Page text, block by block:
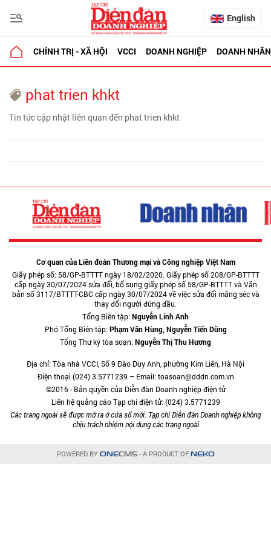
English
CHÍNH TRỊ - XÃ HỘI VCCI DOANH NGHIỆP DOANH NHÂN
phat trien khkt
Tin tức cập nhật liên quan đến phat trien khkt
Cơ quan của Liên đoàn Thương mại và Công nghiệp Việt Nam
Giấy phép số: 58/GP-BTTTT ngày 18/02/2020. Giấy phép số 208/GP-BTTTT
cấp ngày 30/07/2024 sửa đổi, bổ sung giấy phép số 58/GP-BTTTT và Văn
bản số 3117/BTTTT-CBC cấp ngày 30/07/2024 về việc sửa đổi măng séc và
thay đổi người đứng đầu.
Tổng Biên tập:Nguyễn Linh Anh
Phó Tổng Biên tập:Phạm Văn Hùng, Nguyễn Tiến Dũng
Tổng Thư ký tòa soạn:Nguyễn Thị Thu Hương
Địa chỉ: Tòa nhà VCCI, Số 9 Đào Duy Anh, phường Kim Liên, Hà Nội
Điện thoại (024) 3.5771239 – Email: toasoan@dddn.com.vn
©2016 - Bản quyền của Diễn đàn Doanh nghiệp điện tử
Liên hệ quảng cáo Tạp chí điện tử: (024) 3.5771239
Các trang ngoài sẽ được mở ra ở cửa sổ mới. Tạp chí Diễn đàn Doanh nghiệp không
chịu trách nhiệm nội dung các trang ngoài
POWERED BY ONECMS- A PRODUCT OF NEKO